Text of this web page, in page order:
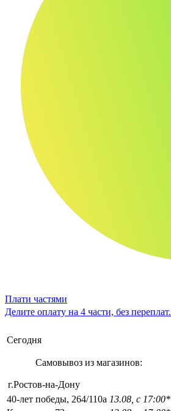
Плати частями
Делите оплату на 4 части, без переплат.
Сегодня
Самовывоз из магазинов:
г.Ростов-на-Дону
40-лет победы, 264/110а 13.08, с 17:00*